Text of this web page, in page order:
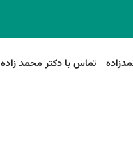
تماس با دکتر محمد زاده